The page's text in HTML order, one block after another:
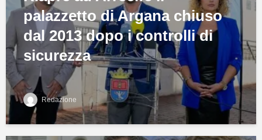
palazzetto di Argana chiuso
dal 2013 dopo i controlli di
sicurezza
Redazione